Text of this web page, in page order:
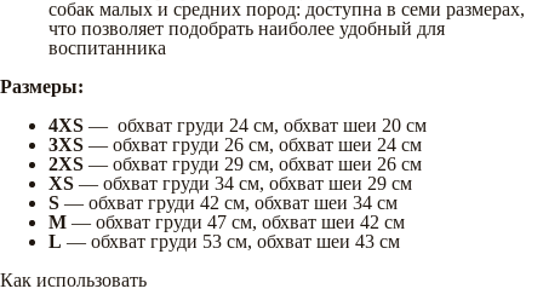
собак малых и средних пород: доступна в семи размерах,
что позволяет подобрать наиболее удобный для
воспитанника
Размеры:
4XS — обхват груди 24 см, обхват шеи 20 см
3XS — обхват груди 26 см, обхват шеи 24 см
2XS — обхват груди 29 см, обхват шеи 26 см
XS — обхват груди 34 см, обхват шеи 29 см
S — обхват груди 42 см, обхват шеи 34 см
М — обхват груди 47 см, обхват шеи 42 см
L — обхват груди 53 см, обхват шеи 43 см
Как использовать